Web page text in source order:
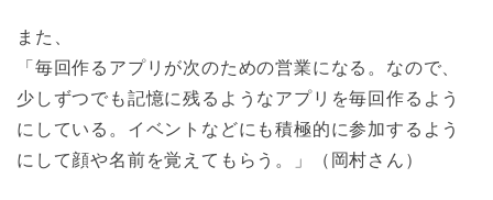
また、
「毎回作るアプリが次のための営業になる。なので、
少しずつでも記憶に残るようなアプリを毎回作るよう
にしている。イベントなどにも積極的に参加するよう
にして顔や名前を覚えてもらう。」（岡村さん）